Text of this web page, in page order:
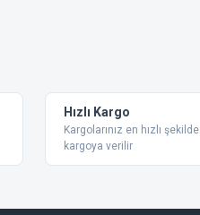
Hızlı Kargo
Kargolarınız en hızlı şekilde
kargoya verilir